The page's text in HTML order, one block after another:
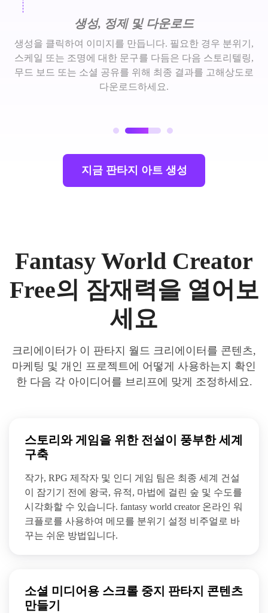
생성, 정제 및 다운로드
생성을 클릭하여 이미지를 만듭니다. 필요한 경우 분위기,
스케일 또는 조명에 대한 문구를 다듬은 다음 스토리텔링,
무드 보드 또는 소셜 공유를 위해 최종 결과를 고해상도로
다운로드하세요.
지금 판타지 아트 생성
Fantasy World Creator
Free의 잠재력을 열어보
세요
크리에이터가 이 판타지 월드 크리에이터를 콘텐츠,
마케팅 및 개인 프로젝트에 어떻게 사용하는지 확인
한 다음 각 아이디어를 브리프에 맞게 조정하세요.
스토리와 게임을 위한 전설이 풍부한 세계
구축
작가, RPG 제작자 및 인디 게임 팀은 최종 세계 건설
이 잠기기 전에 왕국, 유적, 마법에 걸린 숲 및 수도를
시각화할 수 있습니다. fantasy world creator 온라인 워
크플로를 사용하여 메모를 분위기 설정 비주얼로 바
꾸는 쉬운 방법입니다.
소셜 미디어용 스크롤 중지 판타지 콘텐츠
만들기